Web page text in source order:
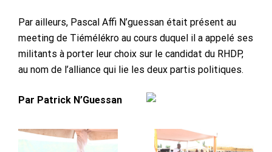
Par ailleurs, Pascal Affi N’guessan était présent au
meeting de Tiémélékro au cours duquel il a appelé ses
militants à porter leur choix sur le candidat du RHDP,
au nom de l’alliance qui lie les deux partis politiques.
Par Patrick N’Guessan